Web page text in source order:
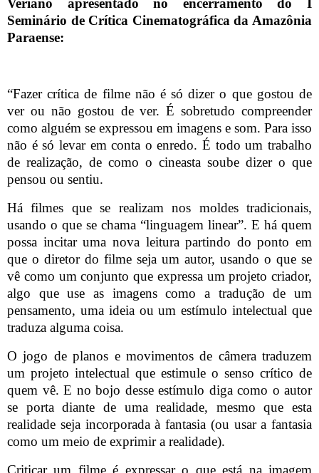
Veriano apresentado no encerramento do I
Seminário de Crítica Cinematográfica da Amazônia
Paraense:
“Fazer crítica de filme não é só dizer o que gostou de
ver ou não gostou de ver. É sobretudo compreender
como alguém se expressou em imagens e som. Para isso
não é só levar em conta o enredo. É todo um trabalho
de realização, de como o cineasta soube dizer o que
pensou ou sentiu.
Há filmes que se realizam nos moldes tradicionais,
usando o que se chama “linguagem linear”. E há quem
possa incitar uma nova leitura partindo do ponto em
que o diretor do filme seja um autor, usando o que se
vê como um conjunto que expressa um projeto criador,
algo que use as imagens como a tradução de um
pensamento, uma ideia ou um estímulo intelectual que
traduza alguma coisa.
O jogo de planos e movimentos de câmera traduzem
um projeto intelectual que estimule o senso crítico de
quem vê. E no bojo desse estímulo diga como o autor
se porta diante de uma realidade, mesmo que esta
realidade seja incorporada à fantasia (ou usar a fantasia
como um meio de exprimir a realidade).
Criticar um filme é expressar o que está na imagem